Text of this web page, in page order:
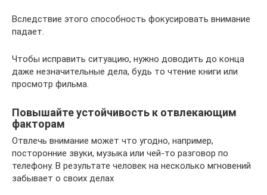
Вследствие этого способность фокусировать внимание
падает.
Чтобы исправить ситуацию, нужно доводить до конца
даже незначительные дела, будь то чтение книги или
просмотр фильма.
Повышайте устойчивость к отвлекающим
факторам
Отвлечь внимание может что угодно, например,
посторонние звуки, музыка или чей-то разговор по
телефону. В результате человек на несколько мгновений
забывает о своих делах